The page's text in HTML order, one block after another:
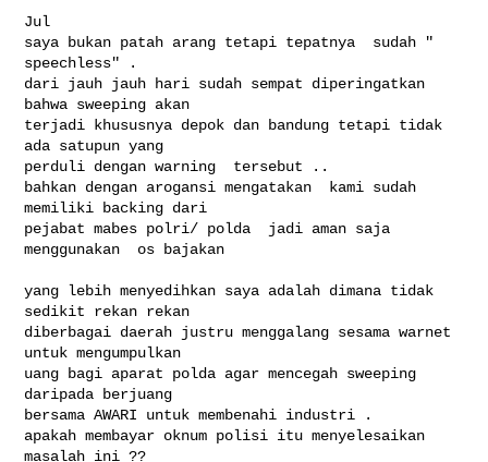
Jul
saya bukan patah arang tetapi tepatnya  sudah "
speechless" .
dari jauh jauh hari sudah sempat diperingatkan
bahwa sweeping akan
terjadi khususnya depok dan bandung tetapi tidak
ada satupun yang
perduli dengan warning  tersebut ..
bahkan dengan arogansi mengatakan  kami sudah
memiliki backing dari
pejabat mabes polri/ polda  jadi aman saja
menggunakan  os bajakan
yang lebih menyedihkan saya adalah dimana tidak
sedikit rekan rekan
diberbagai daerah justru menggalang sesama warnet
untuk mengumpulkan
uang bagi aparat polda agar mencegah sweeping
daripada berjuang
bersama AWARI untuk membenahi industri .
apakah membayar oknum polisi itu menyelesaikan
masalah ini ??